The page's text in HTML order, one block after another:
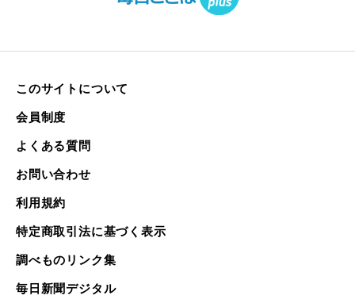
このサイトについて
会員制度
よくある質問
お問い合わせ
利用規約
特定商取引法に基づく表示
調べものリンク集
毎日新聞デジタル